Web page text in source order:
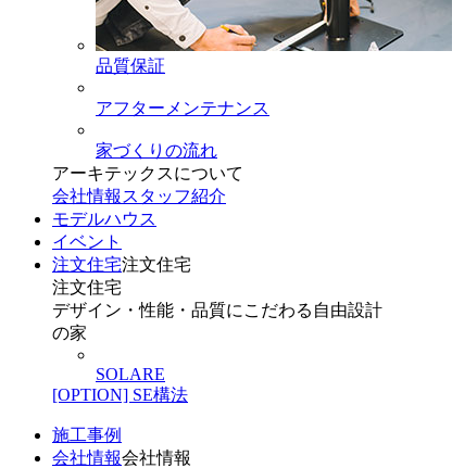
品質保証
アフターメンテナンス
家づくりの流れ
アーキテックスについて
会社情報 スタッフ紹介
モデルハウス
イベント
注文住宅注文住宅
注文住宅
デザイン・性能・品質にこだわる自由設計
の家
SOLARE
[OPTION] SE構法
施工事例
会社情報会社情報